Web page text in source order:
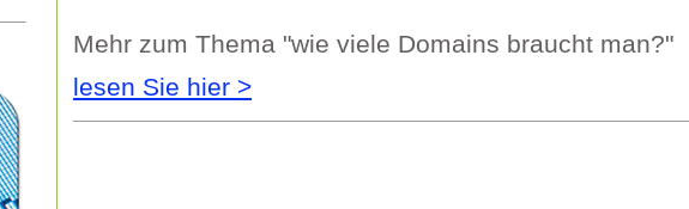
Mehr zum Thema "wie viele Domains braucht man?"
lesen Sie hier >